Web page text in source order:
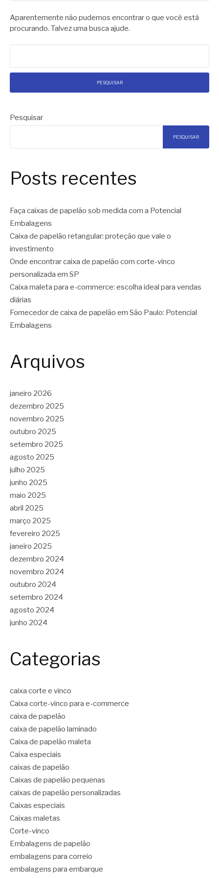
Aparentemente não pudemos encontrar o que você está
procurando. Talvez uma busca ajude.
Pesquisar
PESQUISAR
Posts recentes
Faça caixas de papelão sob medida com a Potencial
Embalagens
Caixa de papelão retangular: proteção que vale o
investimento
Onde encontrar caixa de papelão com corte-vinco
personalizada em SP
Caixa maleta para e-commerce: escolha ideal para vendas
diárias
Fornecedor de caixa de papelão em São Paulo: Potencial
Embalagens
Arquivos
janeiro 2026
dezembro 2025
novembro 2025
outubro 2025
setembro 2025
agosto 2025
julho 2025
junho 2025
maio 2025
abril 2025
março 2025
fevereiro 2025
janeiro 2025
dezembro 2024
novembro 2024
outubro 2024
setembro 2024
agosto 2024
junho 2024
Categorias
caixa corte e vinco
Caixa corte-vinco para e-commerce
caixa de papelão
caixa de papelão laminado
Caixa de papelão maleta
Caixa especiais
caixas de papelão
Caixas de papelão pequenas
caixas de papelão personalizadas
Caixas especiais
Caixas maletas
Corte-vinco
Embalagens de papelão
embalagens para correio
embalagens para embarque